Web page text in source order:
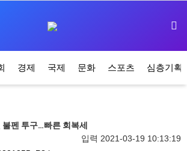
경제 국제 문화 스포츠 심층기획
펜 투구…빠른 회복세
입력 2021-03-19 10:13:19